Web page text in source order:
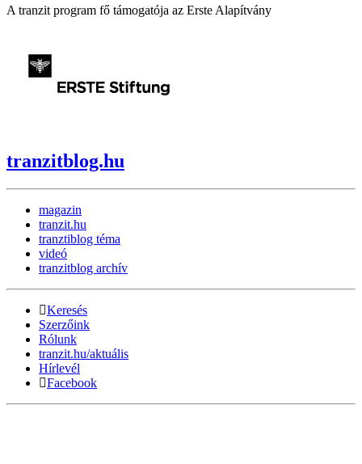
A tranzit program fő támogatója az Erste Alapítvány
tranzitblog.hu
magazin
tranzit.hu
tranztiblog téma
videó
tranzitblog archív
Keresés
Szerzőink
Rólunk
tranzit.hu/aktuális
Hírlevél
Facebook